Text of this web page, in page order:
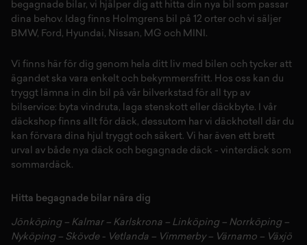
begagnade bilar, vi hjälper dig att hitta din nya bil som passar
dina behov. Idag finns Holmgrens bil på 12 orter och vi säljer
BMW, Ford , Hyundai, Nissan , MG och MINI .
Vi finns här för dig genom hela ditt liv med bilen och tycker att
ägandet ska vara enkelt och bekymmersfritt. Hos oss kan du
tryggt lämna in din bil på vår bilverkstad för all typ av
bilservice: byta vindruta, laga stenskott eller däckbyte. I vår
däckshop finns allt för däck, dessutom har vi däckhotell d är du
kan förvara dina hjul tryggt och säkert. Vi har även ett brett
urval av både nya däck och begagnade däck - vinterdäck som
sommardäck.
Hitta begagnade bilar nära dig
Jönköping– Kalmar – Karlskrona – Linköping– Norrköping–
Nyköping– Skövde- Vetlanda – Vimmerby– Värnamo – Växjö